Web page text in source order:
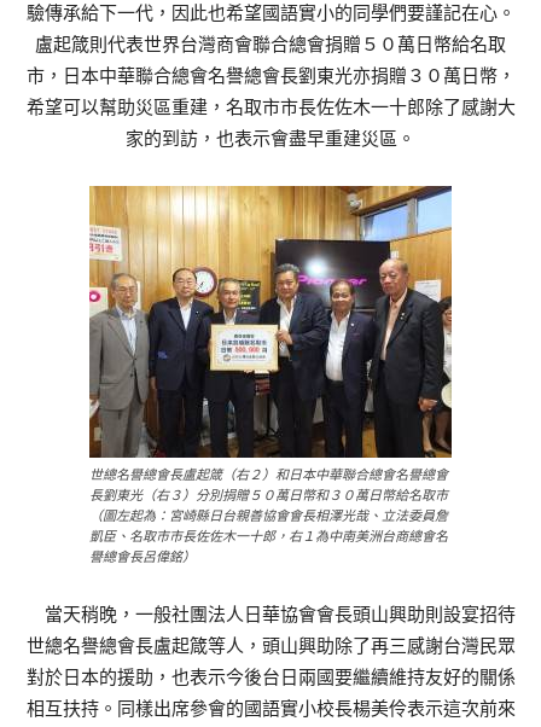
驗傳承給下一代，因此也希望國語實小的同學們要謹記在心。
盧起箴則代表世界台灣商會聯合總會捐贈５０萬日幣給名取
市，日本中華聯合總會名譽總會長劉東光亦捐贈３０萬日幣，
希望可以幫助災區重建，名取市市長佐佐木一十郎除了感謝大
家的到訪，也表示會盡早重建災區。
世總名譽總會長盧起箴（右２）和日本中華聯合總會名譽總會
長劉東光（右３）分別捐贈５０萬日幣和３０萬日幣給名取市
（圖左起為：宮崎縣日台親善協會會長相澤光哉、立法委員詹
凱臣、名取市市長佐佐木一十郎，右１為中南美洲台商總會名
譽總會長呂偉銘）
當天稍晚，一般社團法人日華協會會長頭山興助則設宴招待
世總名譽總會長盧起箴等人，頭山興助除了再三感謝台灣民眾
對於日本的援助，也表示今後台日兩國要繼續維持友好的關係
相互扶持。同樣出席參會的國語實小校長楊美伶表示這次前來